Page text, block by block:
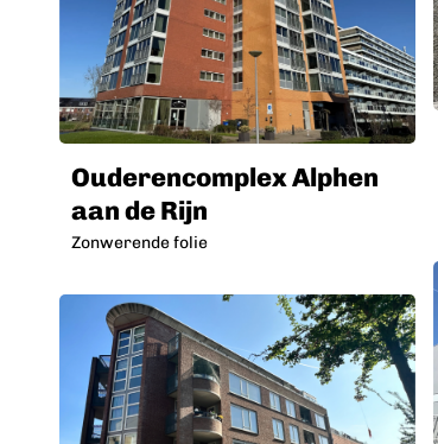
Ouderencomplex Alphen
aan de Rijn
Zonwerende folie